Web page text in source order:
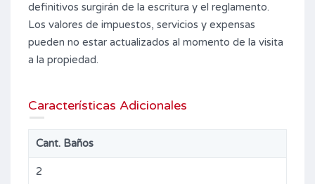
definitivos surgirán de la escritura y el reglamento.
Los valores de impuestos, servicios y expensas
pueden no estar actualizados al momento de la visita
a la propiedad.
Características Adicionales
Cant. Baños
2